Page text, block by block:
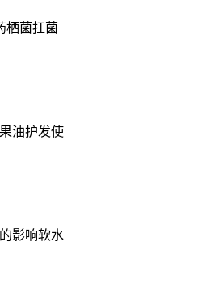
栖菌扛菌
油护发使
影响软水